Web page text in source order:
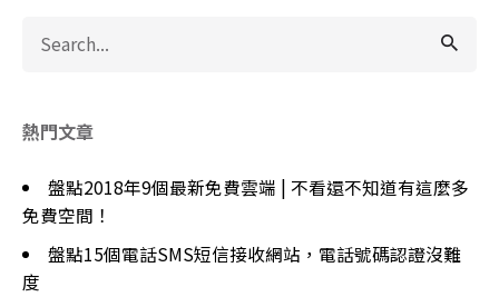
for
熱門文章
盤點2018年9個最新免費雲端 | 不看還不知道有這麼多
免費空間！
盤點15個電話SMS短信接收網站，電話號碼認證沒難
度